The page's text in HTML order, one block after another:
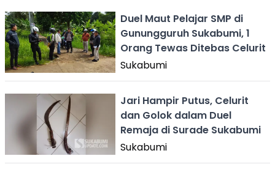
Duel Maut Pelajar SMP di
Gunungguruh Sukabumi, 1
Orang Tewas Ditebas Celurit
Sukabumi
Jari Hampir Putus, Celurit
dan Golok dalam Duel
Remaja di Surade Sukabumi
Sukabumi